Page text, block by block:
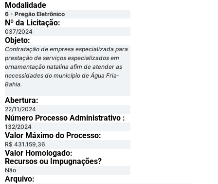
Modalidade
6 - Pregão Eletrônico
Nº da Licitação: ​​
037/2024
Objeto:
Contratação de empresa especializada para
prestação de serviços especializados em
ornamentação natalina afim de atender as
necessidades do município de Água Fria-
Bahia.
Abertura:
22/11/2024
Número Processo Administrativo :
132/2024
Valor Máximo do Processo: ​
R$ 431.159,36
Valor Homologado: ​
Recursos ou Impugnações? ​
Não
Arquivo: